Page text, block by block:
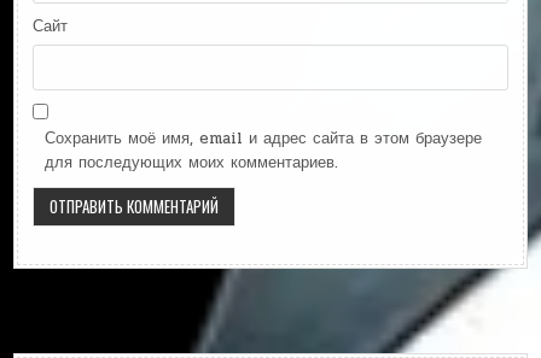
Сайт
Сохранить моё имя, email и адрес сайта в этом браузере
для последующих моих комментариев.